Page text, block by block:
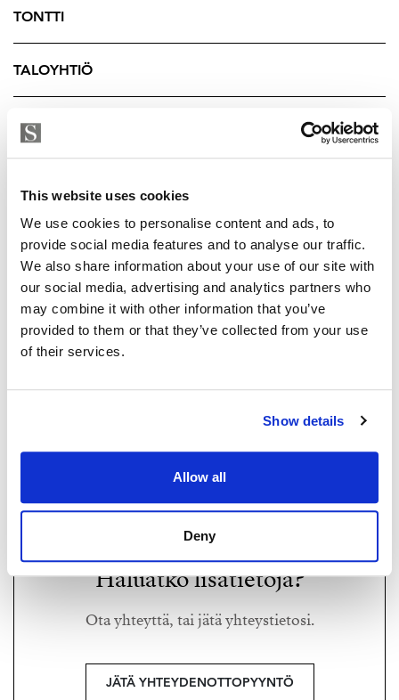
This website uses cookies
We use cookies to personalise content and ads, to
provide social media features and to analyse our traffic.
We also share information about your use of our site with
our social media, advertising and analytics partners who
may combine it with other information that you’ve
provided to them or that they’ve collected from your use
of their services.
Show details
Allow all
Deny
RONA POMOELL
Strand Properties Brand Partner,
Rona Pomoell LKV | 2913189-9
Haluatko lisätietoja?
Ota yhteyttä, tai jätä yhteystietosi.
JÄTÄ YHTEYDENOTTOPYYNTÖ
ja saunoineen, kuntosali, kokoontumistila sekä
viilentävä kaukokylmä takaavat miellyttävän asumisen
Hietalahden kehittyvä ranta-alue vahvistaa alueen
rantareitit, uudet palvelut, liiketilat ja työpaikat tekevät
sijainnista poikkeuksellisen houkuttelevan
unohtamatta esim. klassikoiksi muodostuneita
Hietalahden kauppahallia ja toria
Huom! Pääosa kuvista, missä tummat seinäpinnat ja
keittiö, on vastaavan kokoisesta aiemmin myydystä
asunnosta esimerkkinä vaihtoehdosta. Tummat
rona@strand.fi
Arne Hyvärinen
arne@strand.fi
040 354 4884
TONTTI
TALOYHTIÖ
YRITYKSEN TIEDOT